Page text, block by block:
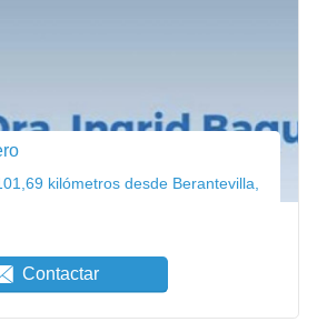
kilómetros desde Berantevilla,
Contactar